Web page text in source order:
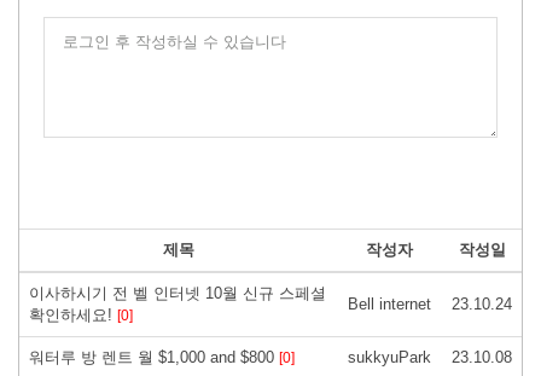
로그인 후 작성하실 수 있습니다
제목 작성자 작성일
이사하시기 전 벨 인터넷 10월 신규 스페셜
확인하세요! [0]
Bell internet 23.10.24
워터루 방 렌트 월 $1,000 and $800 [0] sukkyuPark 23.10.08